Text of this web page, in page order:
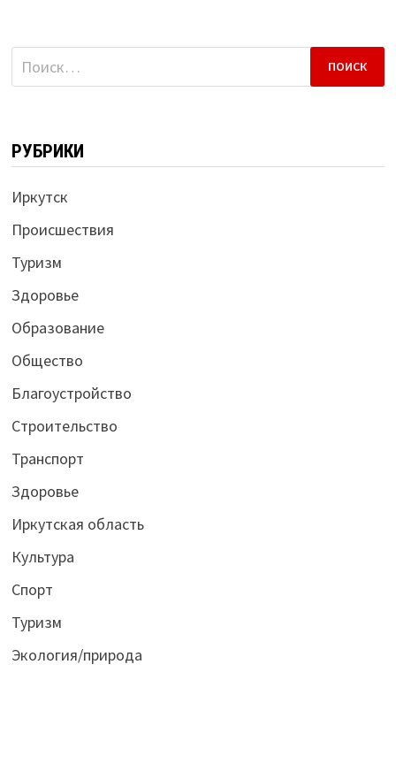
Найти:
РУБРИКИ
Иркутск
Происшествия
Туризм
Здоровье
Образование
Общество
Благоустройство
Строительство
Транспорт
Здоровье
Иркутская область
Культура
Спорт
Туризм
Экология/природа